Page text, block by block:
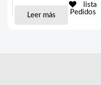
Leer más
lista
Pedidos